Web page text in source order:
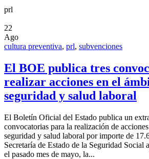
prl
22
Ago
cultura preventiva, prl, subvenciones
El BOE publica tres
realizar acciones en el
seguridad y salud laboral
El Boletín Oficial del Estado publica un
convocatorias para la realización de
seguridad y salud laboral por importe de
Secretaría de Estado de la Seguridad Social
el pasado mes de mayo, la...